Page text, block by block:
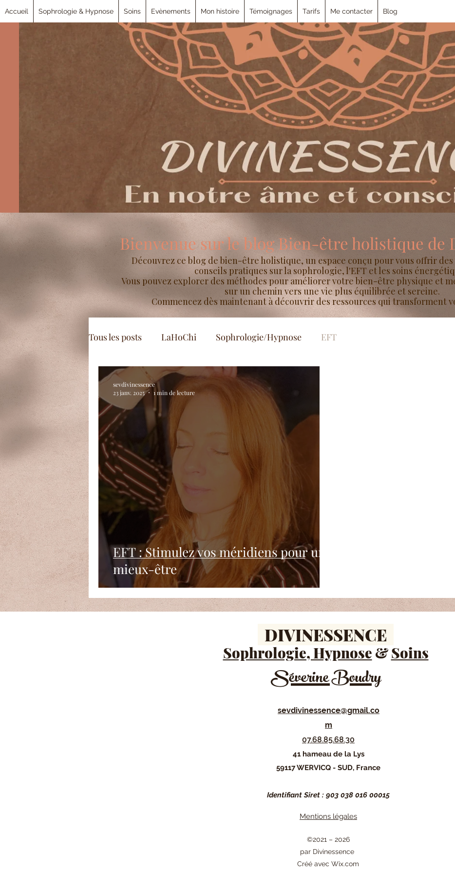
Accueil Sophrologie & Hypnose Soins Evènements Mon histoire Témoignages Tarifs Me contacter Blog
Bienvenue sur le blog Bien-être holistique de
Découvrez ce blog de bien-être holistique, un espace conçu pour vous offrir
conseils pratiques sur la sophrologie, l'EFT et les soins
Vous pouvez explorer des méthodes pour améliorer votre bien-être physique et
sur un chemin vers une vie plus équilibrée et sereine.
Commencez dès maintenant à découvrir des ressources qui transforment
Tous les posts LaHoChi Sophrologie/Hypnose EFT
EFT : Stimulez vos méridiens pour un
mieux-être
sevdivinessence
23 janv. 2025
1 min de lecture
DIVINESSENCE
Sophrologie, Hypnose &Soins
Séverine Boudry
sevdivinessence@gmail.co
m
07.68.85.68.30
41 hameau de la Lys
59117 WERVICQ - SUD, France
Identifiant Siret : 903 038 016 00015
Mentions légales
©2021 – 2026
par Divinessence
Créé avec Wix.com